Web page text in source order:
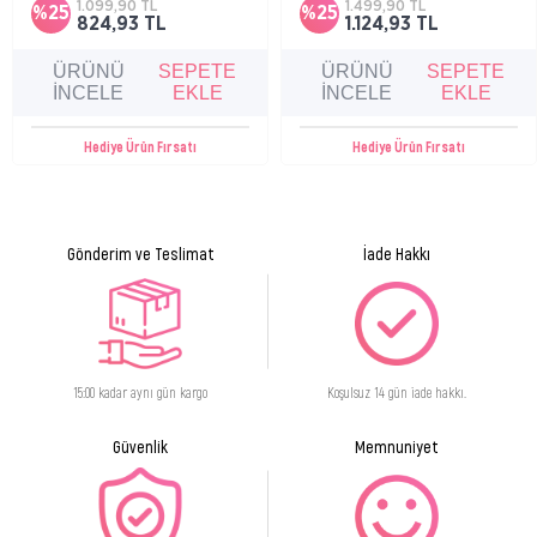
%25
824,93 TL
1.099,90 TL
Hediye Ürün Fırsatı
ÜRÜNÜ
İNCELE
SEPETE
EKLE
yumuşaklık hissi sağlar, sabun ve alkol
içermeyen formülüyle günlük kullanıma
%25
1.124,93 TL
1.499,90 TL
Hediye Ürün Fırsatı
ÜRÜNÜ
İNCELE
SEPETE
EKLE
Gönderim ve Teslimat
15:00 kadar aynı gün kargo
İade Hakkı
Koşulsuz 14 gün iade hakkı.
Güvenlik Memnuniyet